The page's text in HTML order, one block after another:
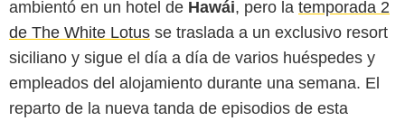
ambientó en un hotel de Hawái, pero la temporada 2
de The White Lotus se traslada a un exclusivo resort
siciliano y sigue el día a día de varios huéspedes y
empleados del alojamiento durante una semana. El
reparto de la nueva tanda de episodios de esta